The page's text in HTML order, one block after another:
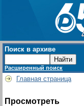
Поиск в архиве
Расширенный поиск
Главная страница
Просмотреть